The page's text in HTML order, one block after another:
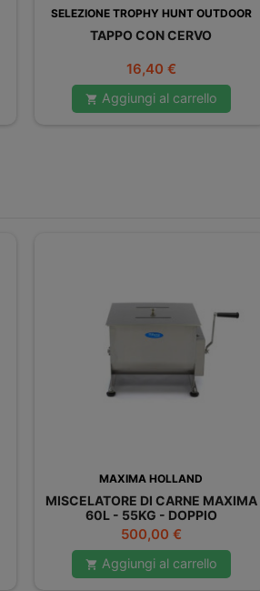
SELEZIONE TROPHY HUNT OUTDOOR
TAPPO CON CERVO
Prezzo
16,40 €
 Aggiungi al carrello
MAXIMA HOLLAND
MISCELATORE DI CARNE MAXIMA
60L - 55KG - DOPPIO
Prezzo
500,00 €
 Aggiungi al carrello